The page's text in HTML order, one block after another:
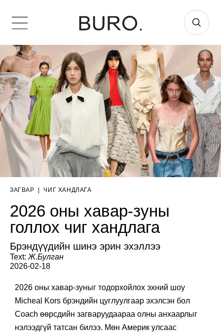
ЗАГВАР ЧИГ ХАНДЛАГА
2026 оны хавар-зуны
голлох чиг хандлага
Брэндүүдийн шинэ эрин эхэллээ
Text: Ж.Булган
2026-02-18
2026 оны хавар-зуныг тодорхойлох эхний шоу
Micheal Kors брэндийн цуглуулгаар эхэлсэн бол
Coach өөрсдийн загваруудаараа олны анхаарлыг
нэлээдгүй татсан билээ. Мөн Америк улсаас